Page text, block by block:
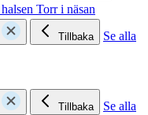
Torr i näsan
Tillbaka
Se alla
Tillbaka
Se alla